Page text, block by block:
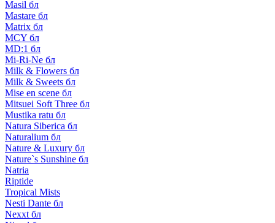
Masil бл
Mastare бл
Matrix бл
MCY бл
MD:1 бл
Mi-Ri-Ne бл
Milk & Flowers бл
Milk & Sweets бл
Mise en scene бл
Mitsuei Soft Three бл
Mustika ratu бл
Natura Siberica бл
Naturalium бл
Nature & Luxury бл
Nature`s Sunshine бл
Natria
Riptide
Tropical Mists
Nesti Dante бл
Nexxt бл